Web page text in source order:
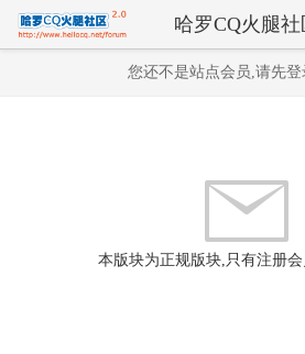
哈罗CQ火腿社
您还不是站点会员,请先登
本版块为正规版块,只有注册会